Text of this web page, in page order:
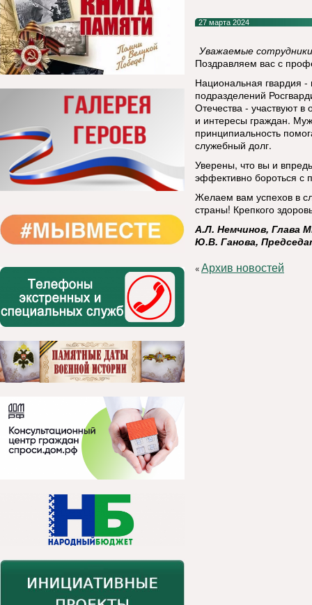
27 марта 2024
Уважаемые
Поздравляем вас с
Национальная гвардия
подразделений
Отечества - участвуют
и интересы граждан.
принципиальность
служебный долг.
Уверены, что вы и
эффективно бороться с
Желаем вам успехов в
страны! Крепкого
А.Л. Немчинов, Глава
Ю.В. Ганова,
«Архив новостей